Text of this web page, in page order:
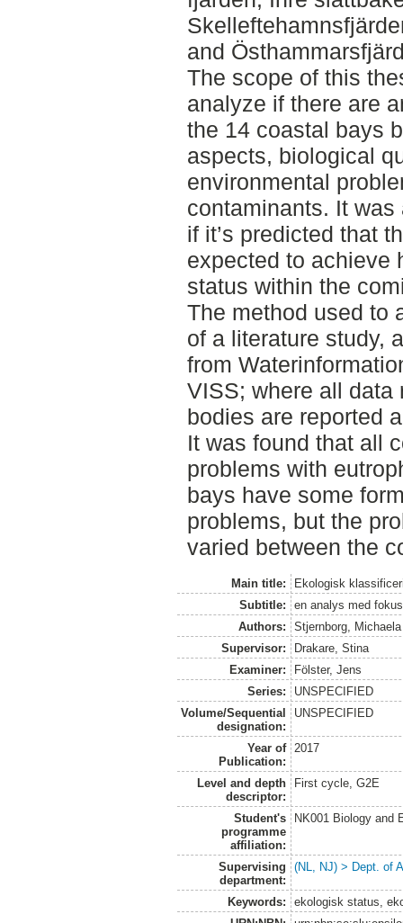
and
The scope of this
analyze if there are
the 14 coastal bays
aspects, biological
environmental
contaminants. It
if it’s predicted that
expected to achieve
status within the
The method used to
of a literature study,
from
VISS; where all data
bodies are reported
It was found that all
problems with
bays have some
problems, but the
varied between the
Main title:
Ekologisk
Subtitle:
en analys med
Authors:
Stjernborg, Michaela
Supervisor:
Drakare, Stina
Examiner:
Fölster, Jens
Series:
UNSPECIFIED
Volume/Sequential
designation:
UNSPECIFIED
Year of
Publication:
2017
Level and depth
descriptor:
First cycle, G2E
Student's
programme
affiliation:
NK001 Biology and
Supervising
department:
(NL, NJ) > Dept. of
Keywords:
ekologisk status,